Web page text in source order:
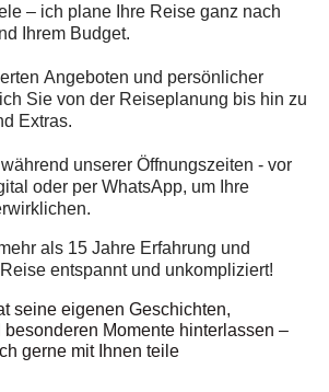
– ich plane Ihre Reise ganz nach
Ihrem Budget.
Angeboten und persönlicher
Sie von der Reiseplanung bis hin zu
Extras.
unserer Öffnungszeiten - vor
oder per WhatsApp, um Ihre
als 15 Jahre Erfahrung und
entspannt und unkompliziert!
seine eigenen Geschichten,
Momente hinterlassen –
gerne mit Ihnen teile